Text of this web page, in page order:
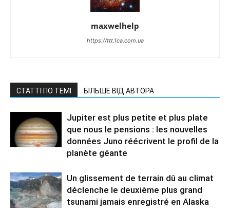
maxwelhelp
https://ttt.1ca.com.ua
СТАТТІ ПО ТЕМІ БІЛЬШЕ ВІД АВТОРА
Jupiter est plus petite et plus plate
que nous le pensions : les nouvelles
données Juno réécrivent le profil de la
planète géante
Un glissement de terrain dû au climat
déclenche le deuxième plus grand
tsunami jamais enregistré en Alaska